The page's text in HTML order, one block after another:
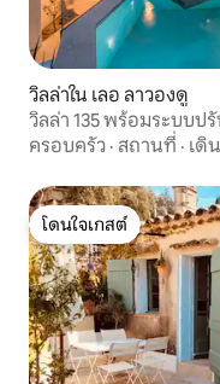
วิลล่าใน เลอ ลาวองดู
วิลล่า 135 พร้อมระบบป
ครอบครัว · สถานที่ · เดิ
โดนใจเกสต์
โดนใจเกสต์